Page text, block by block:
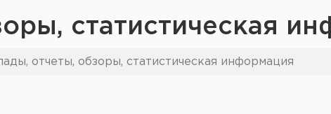
статистическая
отчеты, обзоры, статистическая информация